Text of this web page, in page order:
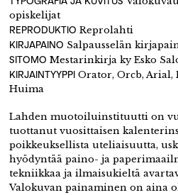
opiskelijat
REPRODUKTIO Reprolahti
KIRJAPAINO Salpausselän
SITOMO Mestarinkirja ky Esko
KIRJAINTYYPPI Orator, Orcb,
Huima
Lahden muotoiluinstituutti on
tuottanut vuosittaisen
poikkeuksellista uteliaisuutta,
hyödyntää paino- ja
tekniikkaa ja ilmaisukieltä
Valokuvan painaminen on aina